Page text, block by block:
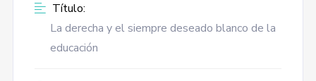
Título:
La derecha y el siempre deseado blanco de la
educación